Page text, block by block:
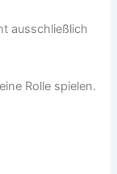
ausschließlich
Rolle spielen.